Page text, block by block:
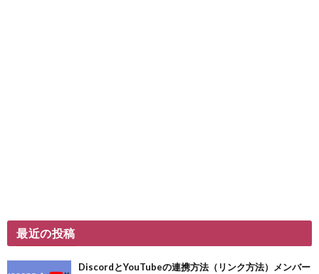
最近の投稿
DiscordとYouTubeの連携方法（リンク方法）メンバー